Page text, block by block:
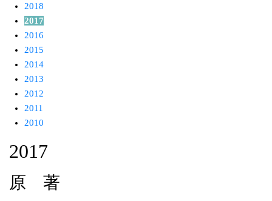
2018
2017
2016
2015
2014
2013
2012
2011
2010
2017
原 著